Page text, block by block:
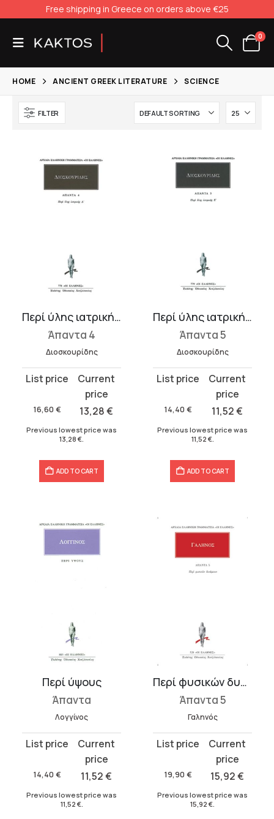
Free shipping in Greece on orders above €25
0
HOME ANCIENT GREEK LITERATURE SCIENCE
FILTER
Περί ύλης ιατρικής Δ΄
Άπαντα 4
Διοσκουρίδης
16,60 €
Original
was:
13,28€
Current
Previous lowest price was
13,28 €
ADD TO CART
Περί ύλης ιατρικής Ε΄
Άπαντα 5
Διοσκουρίδης
14,40 €
Original
was:
11,52€
Current
Previous lowest price was
11,52 €.
ADD TO CART
Περί ύψους
Άπαντα
Λογγίνος
14,40 €
Original
was:
14,40 €.
11,52€
Current
11,52 €.
Previous lowest price was
11,52 €.
Περί φυσικών δυνάμεων
Άπαντα 5
Γαληνός
19,90 €
Original
was:
19,90 €.
15,92€
Current
15,92 €.
Previous lowest price was
15,92 €.